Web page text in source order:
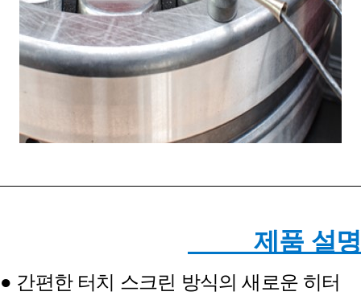
제품 설명
● 간편한 터치 스크린 방식의 새로운 히터